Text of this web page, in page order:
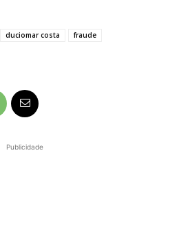
duciomar costa fraude
Publicidade